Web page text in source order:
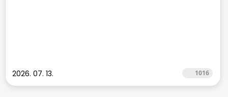
2026. 07. 13. 1016